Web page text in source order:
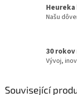
Našu
30
Vývoj,
Související